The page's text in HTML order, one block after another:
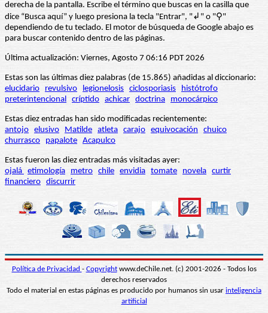
derecha de la pantalla. Escribe el término que buscas en la casilla que
dice “Busca aquí” y luego presiona la tecla "Entrar", "↲" o "⚲"
dependiendo de tu teclado. El motor de búsqueda de Google abajo es
para buscar contenido dentro de las páginas.
Última actualización: Viernes, Agosto 7 06:16 PDT 2026
Estas son las últimas diez palabras (de 15.865) añadidas al diccionario:
elucidario
revulsivo legionelosis ciclosporiasis
histótrofo
preterintencional críptido achicar doctrina monocárpico
Estas diez entradas han sido modificadas recientemente:
antojo elusivo Matilde atleta carajo equivocación
chuico
churrasco
papalote Acapulco
Estas fueron las diez entradas más visitadas ayer:
ojalá etimología metro chile envidia tomate novela curtir
financiero discurrir
Política de Privacidad - Copyrightwww.deChile.net. (c) 2001-2026 - Todos los
derechos reservados
Todo el material en estas páginas es producido por humanos sin usar inteligencia
artificial